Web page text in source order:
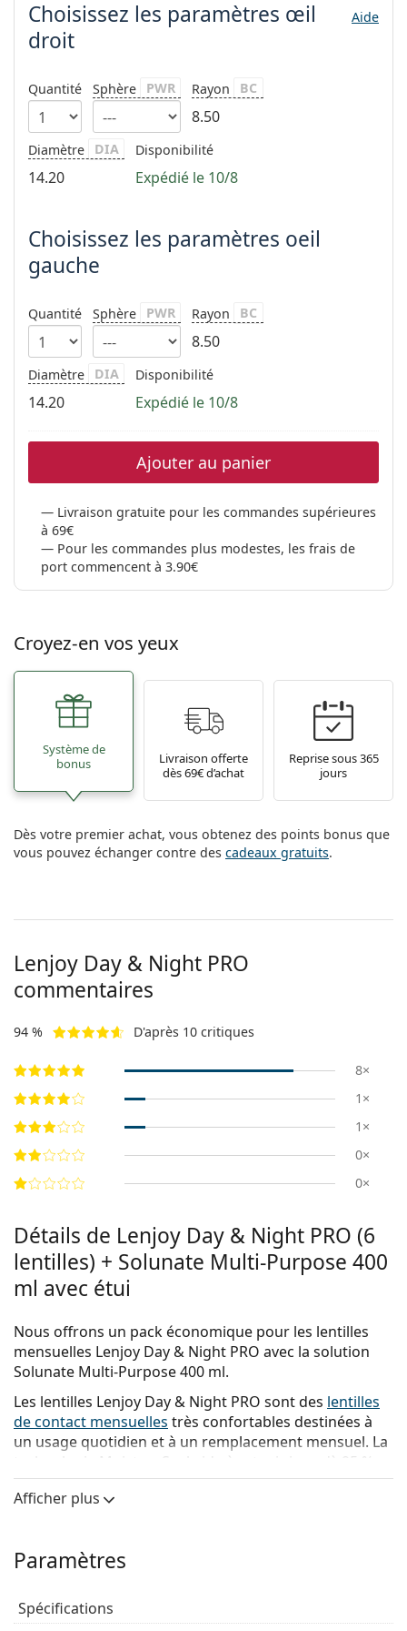
Toutes les marques
Persol
Toutes les marques
hors ligne
Choisissez les paramètres œil
droit
Aide
Quantité Sphère PWR Rayon BC
8.50
Diamètre DIA
14.20
Disponibilité
Expédié le 10/8
Choisissez les paramètres oeil
gauche
Quantité Sphère PWR Rayon BC
8.50
Diamètre DIA
14.20
Disponibilité
Expédié le 10/8
Ajouter au panier
Livraison gratuite pour les commandes supérieures
à 69€
Pour les commandes plus modestes, les frais de
port commencent à 3.90€
Croyez-en vos yeux
Système de
bonus
Livraison offerte
dès 69€ d’achat
Reprise sous 365
jours
Dès votre premier achat, vous obtenez des points bonus que
vous pouvez échanger contre des cadeaux gratuits.
Lenjoy Day & Night PRO
commentaires
94 % D'après 10 critiques
8×
1×
1×
0×
0×
Détails de Lenjoy Day & Night PRO (6
lentilles) + Solunate Multi-Purpose 400
ml avec étui
Nous offrons un pack économique pour les lentilles
mensuelles Lenjoy Day & Night PRO avec la solution
Solunate Multi-Purpose 400 ml.
Les lentilles Lenjoy Day & Night PRO sont des lentilles
de contact mensuelles très confortables destinées à
un usage quotidien et à un remplacement mensuel. La
technologie MoistureSeal aide à retenir jusqu'à 95 %
de l'humidité, garantissant une vision nette et un
confort optimal tout au long de la journée, même lors
Les lentilles Lenjoy Day & Night PRO peuvent
également être portées en continu pendant sept jours
recommandé de consulter un professionnel de la vue
Afficher plus
Paramètres
Spécifications